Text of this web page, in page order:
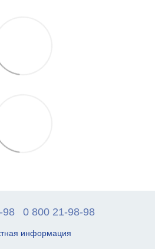
98 0 800 21-98-98
информация